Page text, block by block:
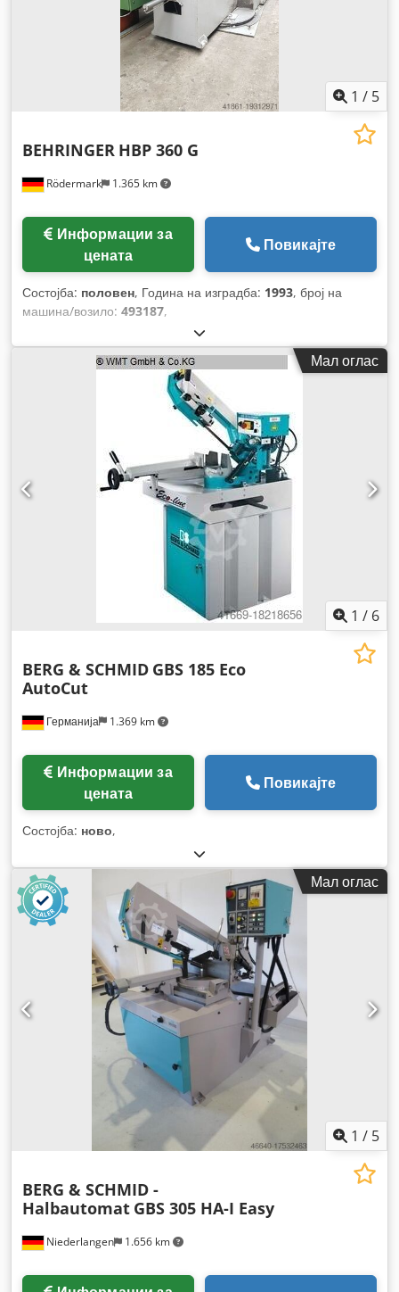
1 / 5
Rödermark 1.365 km
BEHRINGER HBP 360 G
цената
Повикајте
Состојба: половен, Година на изградба: 1993, број на
машина/возило: 493187,
Мал оглас
1 / 6
Германија 1.369 km
BERG & SCHMID GBS 185 Eco
AutoCut
цената
Повикајте
Состојба: ново,
Мал оглас
1 / 5
Niederlangen 1.656 km
BERG & SCHMID -
Halbautomat GBS 305 HA-I Easy